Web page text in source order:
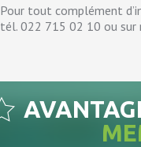
Pour tout complément
tél. 022 715 02 10 ou sur